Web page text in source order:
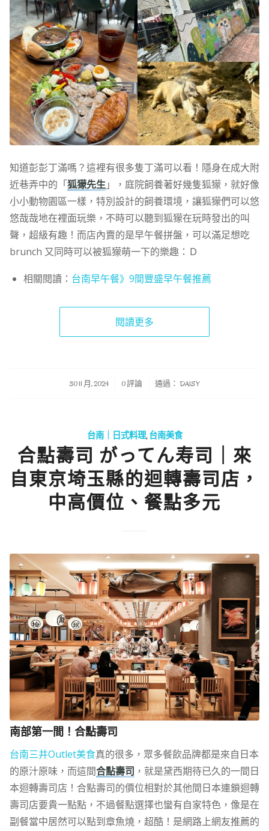
知道彭彭丁滿嗎？這裡有很多隻丁滿可以看！隱身在成大附
近巷弄中的「狐獴先生」，庭院飼養著好幾隻狐獴，就好像
小小動物園區一樣，特別設計的飼養環境，讓狐獴們可以悠
悠哉哉地在裡面玩樂，不時可以聽到狐獴在玩時發出的叫
聲，超級有趣！而店內賣的是早午餐拼盤，可以滿足想吃
brunch 又同時可以被狐獴萌一下的樂趣：Ｄ
相關閱讀： 台南早午餐》9間豐盛早午餐推薦
閱讀更多
30 11 月, 2024
/ 0 評論 通過： DAISY
台南｜日式料理,台南美食
合點壽司 がってん寿司｜來
自東京埼玉縣的迴轉壽司店，
中高價位、餐點多元
南部第一間！合點壽司
台南三井Outlet美食真的很多，眾多餐飲品牌都是來自日本
的原汁原味，而這間合點壽司 ，就是黛西期待已久的一間日
本迴轉壽司店！合點壽司的價位相對於其他間日本連鎖迴轉
壽司店要貴一點點，不過餐點選擇也蠻有自家特色，像是在
副餐當中居然可以點到章魚燒，超酷！是網路上網友推薦的